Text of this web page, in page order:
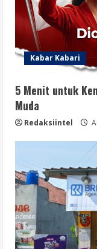
Kabar Kabari
5 Menit untuk
Muda
Redaksiintel